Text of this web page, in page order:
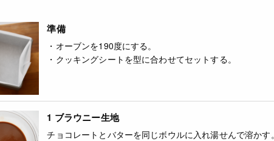
準備
・オーブンを190度にする。
・クッキングシートを型に合わせてセットする。
1 ブラウニー生地
チョコレートとバターを同じボウルに入れ湯せんで溶かす。